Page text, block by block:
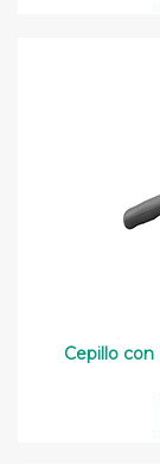
Cepillo